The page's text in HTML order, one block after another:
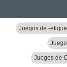
Juegos de -
Juegos de